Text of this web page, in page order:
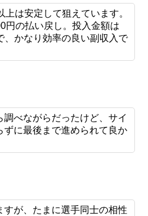
上は安定して狙えています。
円の払い戻し。投入金額は
、かなり効率の良い副収入で
べながらだったけど、サイ
ずに最後まで進められて良か
が、たまに選手同士の相性